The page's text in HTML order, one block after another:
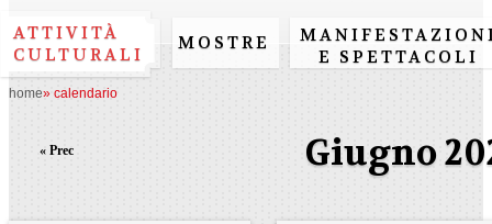
ATTIVITÀ
CULTURALI
MOSTRE
E SPETTACOLI
home» calendario
Giugno
« Prec